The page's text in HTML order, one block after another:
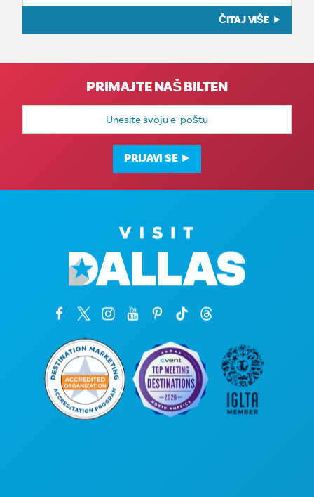
ČITAJ VIŠE
PRIMAJTE NAŠ BILTEN
E-
adresa
PRIJAVI SE